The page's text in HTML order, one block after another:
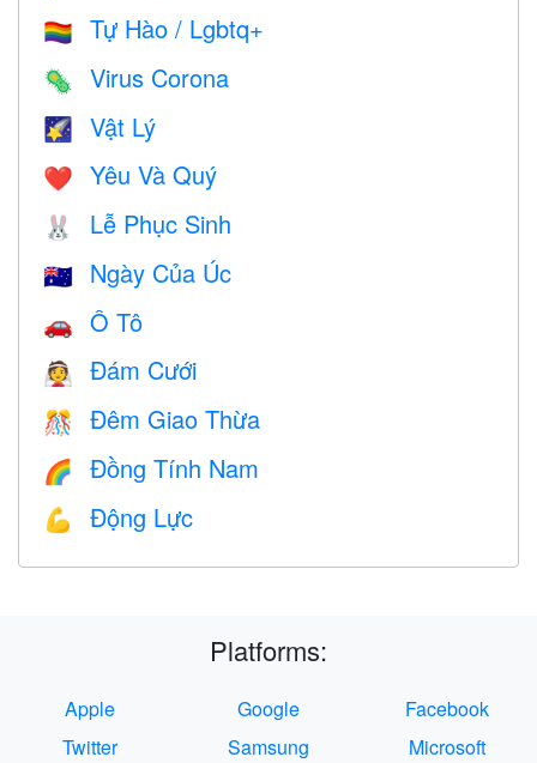
🏳️‍🌈 Tự Hào / Lgbtq+
🦠 Virus Corona
🌠 Vật Lý
❤️️ Yêu Và Quý
🐰 Lễ Phục Sinh
🇦🇺 Ngày Của Úc
🚗 Ô Tô
👰 Đám Cưới
🎊 Đêm Giao Thừa
🌈 Đồng Tính Nam
💪 Động Lực
Platforms:
Apple Google
Facebook
Twitter
Samsung
Microsoft